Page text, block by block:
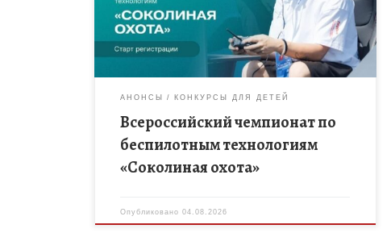
Финал соревнования пройдёт с 3 по 5 сентября
2026 года и станет отличной площадкой для […]
АНОНСЫ КОНКУРСЫ ДЛЯ ДЕТЕЙ
Всероссийский чемпионат по
беспилотным технологиям
«Соколиная охота»
Опубликовано04.08.2026